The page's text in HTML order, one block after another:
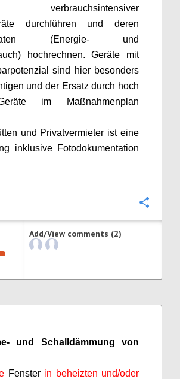
verbrauchsintensiver
durchführen und deren
(Energie- und
hochrechnen. Geräte mit
sind hier besonders
und der Ersatz durch hoch
im Maßnahmenplan
und Privatvermieter ist eine
inklusive Fotodokumentation
Add/View comments (2)
und Schalldämmung von
Fenster in beheizten und/oder